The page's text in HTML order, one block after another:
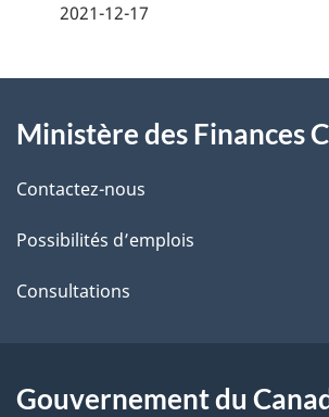
i
l
s
d
l
2021-12-17
propos
de
ce
site
Ministère des Finances
Contactez-nous
Possibilités d’emplois
Consultations
Gouvernement du